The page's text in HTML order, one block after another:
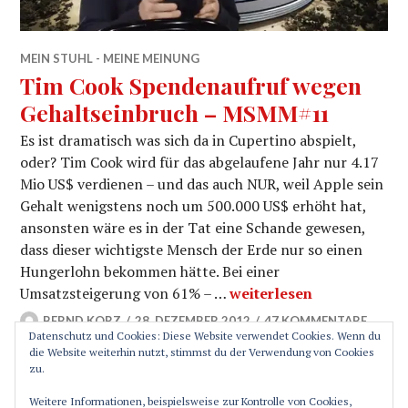
MEIN STUHL - MEINE MEINUNG
Tim Cook Spendenaufruf wegen
Gehaltseinbruch – MSMM#11
Es ist dramatisch was sich da in Cupertino abspielt,
oder? Tim Cook wird für das abgelaufene Jahr nur 4.17
Mio US$ verdienen – und das auch NUR, weil Apple sein
Gehalt wenigstens noch um 500.000 US$ erhöht hat,
ansonsten wäre es in der Tat eine Schande gewesen,
dass dieser wichtigste Mensch der Erde nur so einen
Hungerlohn bekommen hätte. Bei einer
Umsatzsteigerung von 61% – …Tim Cook
weiterlesen
BERND KORZ 28. DEZEMBER 2012 47 KOMMENTARE
Datenschutz und Cookies: Diese Website verwendet Cookies. Wenn du
die Website weiterhin nutzt, stimmst du der Verwendung von Cookies
zu.
Weitere Informationen, beispielsweise zur Kontrolle von Cookies,